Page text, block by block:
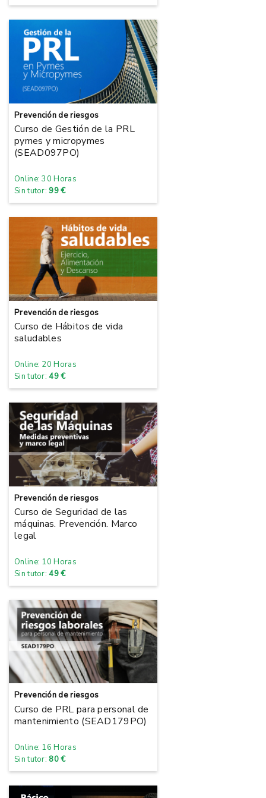
Prevención de riesgos
Curso de Gestión de la PRL
pymes y micropymes
(SEAD097PO)
Online: 30 Horas
Sin tutor:99 €
Prevención de riesgos
Curso de Hábitos de vida
saludables
Online: 20 Horas
Sin tutor:49 €
Prevención de riesgos
Curso de Seguridad de las
máquinas. Prevención. Marco
legal
Online: 10 Horas
Sin tutor:49 €
Prevención de riesgos
Curso de PRL para personal de
mantenimiento (SEAD179PO)
Online: 16 Horas
Sin tutor:80 €